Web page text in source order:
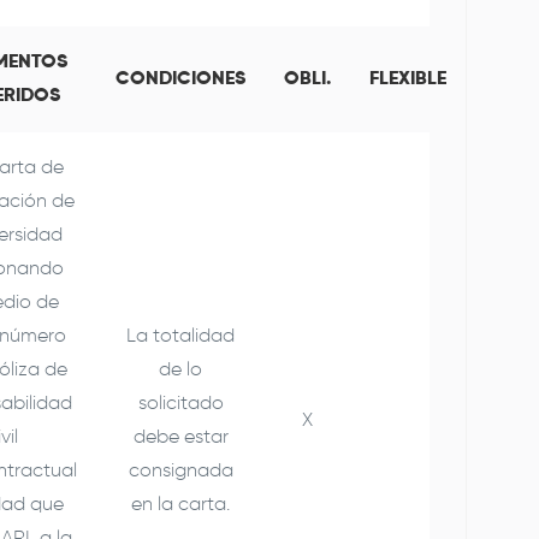
CONDICIONES OBLI. FLEXIBLE
de
de
de
de
que
La totalidad
de lo
solicitado
debe estar
consignada
en la carta.
X